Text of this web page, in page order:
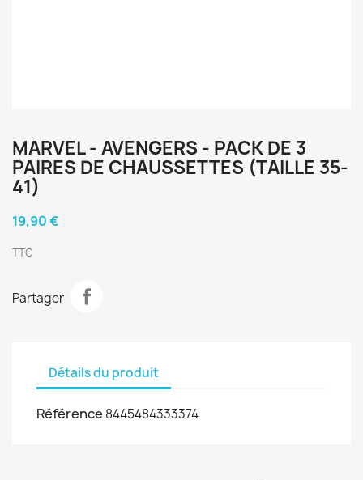
MARVEL - AVENGERS - PACK DE 3
PAIRES DE CHAUSSETTES (TAILLE 35-
41)
19,90 €
TTC
Partager
Détails du produit
Référence 8445484333374